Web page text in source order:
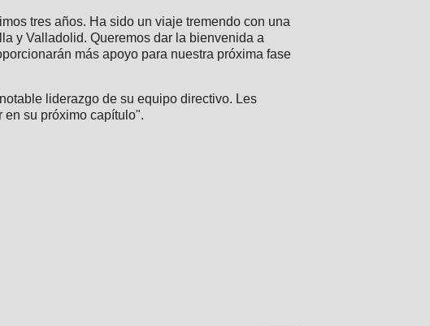
tres años. Ha sido un viaje tremendo con una
y Valladolid. Queremos dar la bienvenida a
más apoyo para nuestra próxima fase
liderazgo de su equipo directivo. Les
en su próximo capítulo".